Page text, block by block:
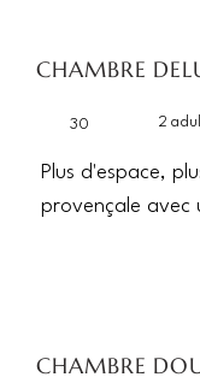
CHAMBRE
30 2
Plus d'espace,
provençale avec
CHAMBRE